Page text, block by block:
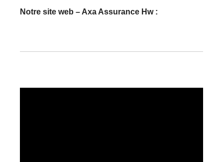
Notre site web – Axa Assurance Hw :